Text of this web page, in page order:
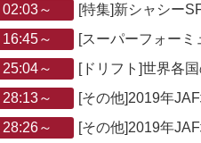
02:03～
[特集]新シャシー
16:45～
[スーパーフォー
25:04～
[ドリフト]世界各
28:13～
[その他]2019年
28:26～
[その他]2019年